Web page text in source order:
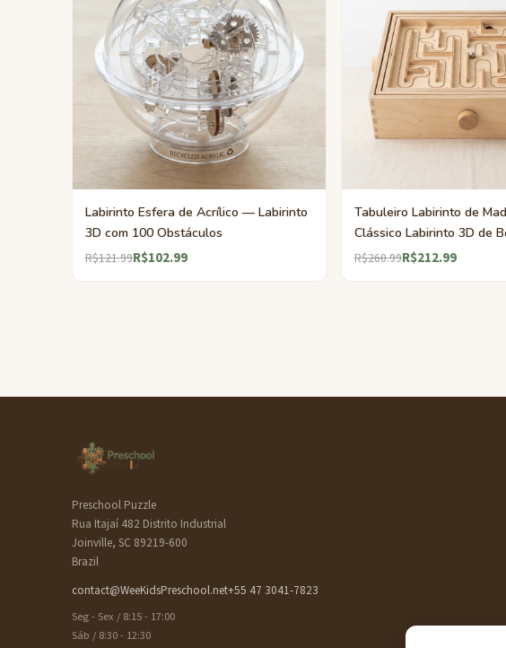
Labirinto Esfera de Acrílico — Labirinto
3D com 100 Obstáculos
R$121.99R$102.99
Tabuleiro Labirinto de
Clássico Labirinto 3D de
R$260.99R$212.99
Preschool Puzzle
Rua Itajaí 482 Distrito Industrial
Joinville, SC 89219-600
Brazil
contact@WeeKidsPreschool.net+55 47 3041-7823
Seg - Sex / 8:15 - 17:00
Sáb / 8:30 - 12:30